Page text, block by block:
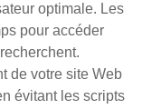
optimale. Les
pour accéder
de votre site Web
évitant les scripts